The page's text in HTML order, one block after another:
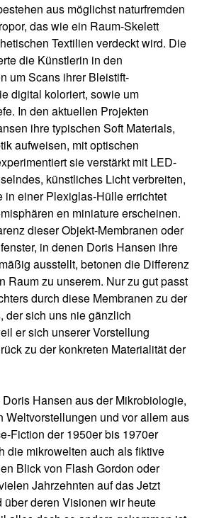
aus möglichst naturfremden
das wie ein Raum-Skelett
Textilien verdeckt wird. Die
die Künstlerin in den
um Scans ihrer Bleistift-
digital koloriert, sowie um
In den aktuellen Projekten
ihre typischen Soft Materials,
aufweisen, mit optischen
sie verstärkt mit LED-
künstliches Licht verbreiten,
in einer Plexiglas-Hülle errichtet
en miniature erscheinen.
dieser Objekt-Membranen oder
in denen Doris Hansen ihre
ausstellt, betonen die Differenz
Raum zu unserem. Nur zu gut passt
durch diese Membranen zu der
der sich uns nie gänzlich
er sich unserer Vorstellung
zu der konkreten Materialität der
Hansen aus der Mikrobiologie,
Weltvorstellungen und vor allem aus
Fiction der 1950er bis 1970er
die mikrowelten auch als fiktive
Blick von Flash Gordon oder
Jahrzehnten auf das Jetzt
über deren Visionen wir heute